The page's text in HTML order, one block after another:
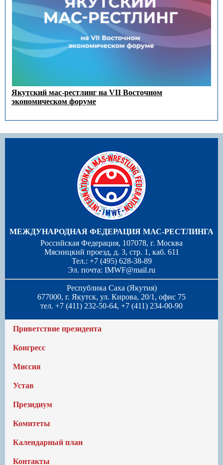
Якутский мас-рестлинг на VII Восточном
экономическом форуме
МЕЖДУНАРОДНАЯ ФЕДЕРАЦИЯ МАС-РЕСТЛИНГА
Российская Федерация, 107078, г. Москва
Мясницкий проезд, д. 3, стр. 1, каб. 611
Тел.: +7 (495) 628-38-89
Эл. почта: IMWF@mail.ru
Республика Саха (Якутия)
677000, г. Якутск, ул. Кирова, 20/1, офис 75
тел. +7 (411) 232-50-64, +7 (411) 234-00-90
Приветствие президента
Конгресс
Миссия
Устав
Президиум
Комитеты
Календарный план
Контакты